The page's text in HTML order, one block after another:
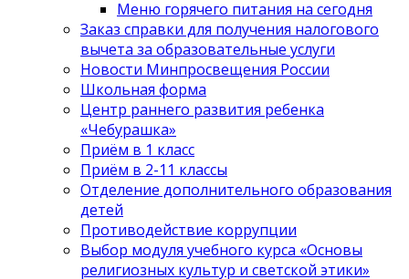
Меню горячего питания на сегодня
Заказ справки для получения налогового
вычета за образовательные услуги
Новости Минпросвещения России
Школьная форма
Центр раннего развития ребенка
«Чебурашка»
Приём в 1 класс
Приём в 2-11 классы
Отделение дополнительного образования
детей
Противодействие коррупции
Выбор модуля учебного курса «Основы
религиозных культур и светской этики»